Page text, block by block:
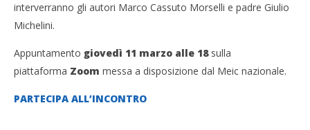
interverranno gli autori Marco Cassuto Morselli e padre Giulio
Michelini.
Appuntamento giovedì 11 marzo alle 18sulla
piattaforma Zoom messa a disposizione dal Meic nazionale.
PARTECIPA ALL’INCONTRO